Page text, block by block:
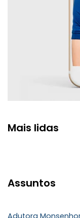
Mais lidas
Assuntos
Adutora